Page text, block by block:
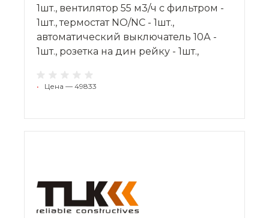
1шт., вентилятор 55 м3/ч с фильтром -
1шт., термостат NO/NC - 1шт.,
автоматический выключатель 10А -
1шт., розетка на дин рейку - 1шт.,
• Цена — 49833